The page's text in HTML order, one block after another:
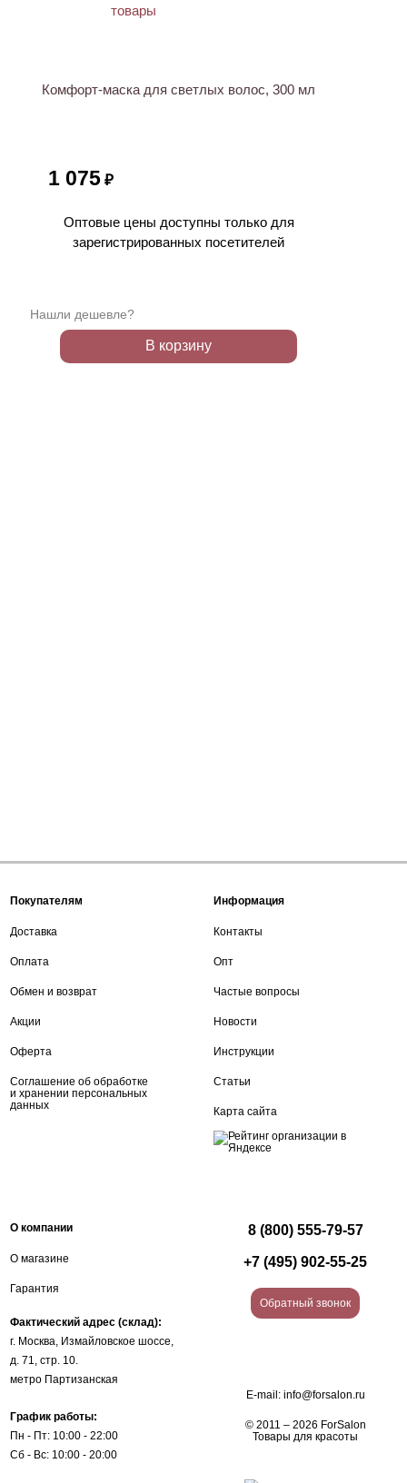
Комфорт-маска для светлых волос, 300 мл
1 075 ₽
Оптовые цены доступны только для
зарегистрированных посетителей
Нашли дешевле?
В корзину
Покупателям
Доставка
Оплата
Обмен и возврат
Акции
Оферта
Соглашение об обработке
и хранении персональных
данных
Информация
Контакты
Опт
Частые вопросы
Новости
Инструкции
Статьи
Карта сайта
О компании
О магазине
Гарантия
Фактический адрес (склад):
г. Москва, Измайловское шоссе,
д. 71, стр. 10.
метро Партизанская
График работы:
Пн - Пт: 10:00 - 22:00
Сб - Вс: 10:00 - 20:00
8 (800) 555-79-57
+7 (495) 902-55-25
Обратный звонок
E-mail: info@forsalon.ru
© 2011 – 2026 ForSalon
Товары для красоты